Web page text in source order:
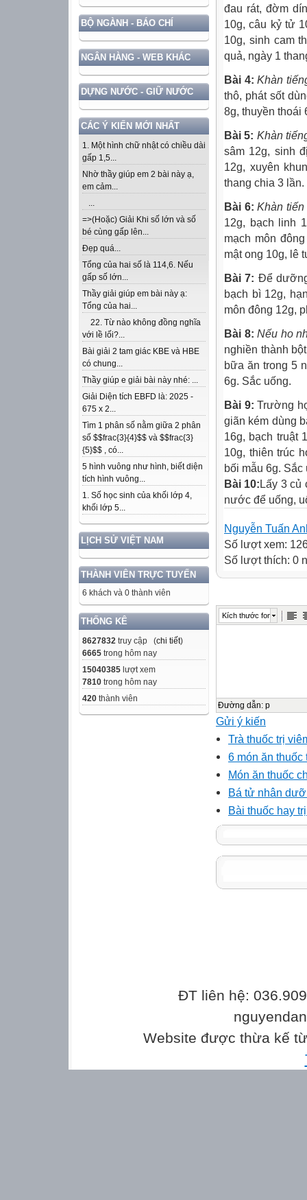
BỘ NGÀNH - BÁO CHÍ
NGÂN HÀNG - WEB KHÁC
DỰNG NƯỚC - GIỮ NƯỚC
CÁC Ý KIẾN MỚI NHẤT
1. Một hình chữ nhật có chiều dài
gấp 1,5...
Nhờ thầy giúp em 2 bài này ạ,
em cảm...
...
=>(Hoặc) Giải Khi số lớn và số
bé cùng gấp lên...
Đẹp quá...
Tổng của hai số là 114,6. Nếu
gấp số lớn...
Thầy giải giúp em bài này ạ:
Tổng của hai...
22. Từ nào không đồng nghĩa
với lề lối?...
Bài giải 2 tam giác KBE và HBE
có chung...
Thầy giúp e giải bài này nhé: ...
Giải Diện tích EBFD là: 2025 -
675 x 2...
Tìm 1 phân số nằm giữa 2 phân
số $$frac{3}{4}$$ và $$frac{3}
{5}$$ , có...
5 hình vuông như hình, biết diện
tích hình vuông...
1. Số học sinh của khối lớp 4,
khối lớp 5...
LỊCH SỬ VIỆT NAM
THÀNH VIÊN TRỰC TUYẾN
6 khách và 0 thành viên
THỐNG KÊ
8627832 truy cập (chi tiết)
6665 trong hôm nay
15040385 lượt xem
7810 trong hôm nay
420 thành viên
đau rát, đờm
10g, câu kỷ tử
10g, sinh cam
quả, ngày 1
Bài 4: Khàn
thô, phát sốt
8g, thuyền thoái
Bài 5: Khàn
sâm 12g, sinh
12g, xuyên
thang chia 3 lần.
Bài 6: Khàn
12g, bạch linh
mạch môn
mật ong 10g, lê
Bài 7: Để
bạch bì 12g,
môn đông 12g,
Bài 8: Nếu ho
nghiền thành
bữa ăn trong 5
6g. Sắc uống.
Bài 9: Trường
giãn kém dùng
16g, bạch truật
10g, thiên trúc
bối mẫu 6g. Sắc
Bài 10: Lấy 3 củ
nước để uống,
Nguyễn Tuấn
Số lượt xem:
Số lượt thích: 0
Kích thước font
Đường dẫn: p
Gửi ý kiến
Trà thuốc trị
6 món ăn thuốc
Món ăn thuốc
Bá tử nhân
Bài thuốc hay
ĐT liên hệ:
Website được thừa kế